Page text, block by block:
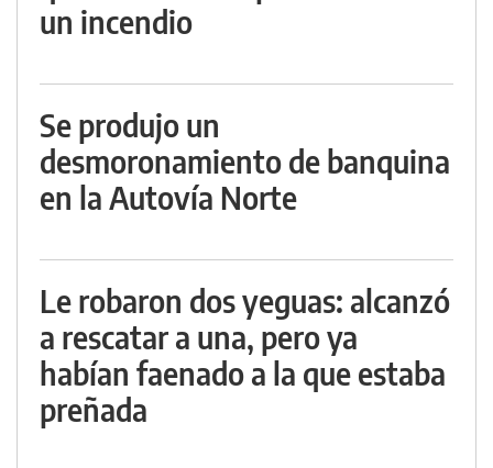
un incendio
Se produjo un
desmoronamiento de banquina
en la Autovía Norte
Le robaron dos yeguas: alcanzó
a rescatar a una, pero ya
habían faenado a la que estaba
preñada